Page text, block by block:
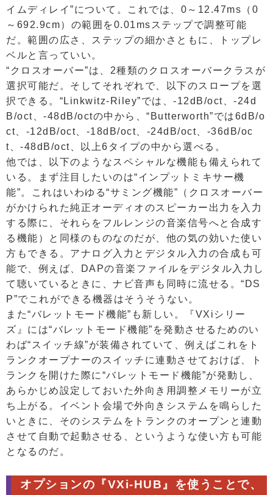
イムディレイ”について。これでは、0～12.47ms（0
～692.9cm）の範囲を0.01msステップで調整可能
だ。範囲の広さ、ステップの細かさともに、トップレ
ベルと言っていい。
“クロスオーバー”は、2種類のクロスオーバークラスが
選択可能だ。そしてそれぞれで、以下のスロープを選
択できる。“Linkwitz-Riley”では、-12dB/oct、-24d
B/oct、-48dB/octの中から、“Butterworth”では6dB/o
ct、-12dB/oct、-18dB/oct、-24dB/oct、-36dB/oc
t、-48dB/oct、以上6タイプの中から選べる。
他では、以下のようなスペシャルな機能も備えられて
いる。まず注目したいのは“インプットミキサー機
能”。これはいわゆる“サミング機能”（クロスオーバー
がかけられた純正オーディオのスピーカー出力を入力
する際に、それらをフルレンジの音楽信号へと合成す
る機能）と同様のものなのだが、他の気の効いた使い
方もできる。アナログ入力とデジタル入力の合成も可
能で、例えば、DAPの音楽ファイルをデジタル入力し
て聴いているときに、ナビ音声も同時に流せる。“DS
P”でこれができる機器はそうそうない。
また“バレットモード機能”も新しい。『VXiシリー
ズ』には“バレットモード機能”を発動させるためのい
わば“スイッチ線”が装備されていて、例えばこれをト
ランクオープナーのスイッチに連動させておけば、ト
ランクを開けた際に“バレットモード機能”が発動し、
あらかじめ設定しておいた外向き用調整メモリーが立
ち上がる。イベント会場で外向きシステムを鳴らした
いときに、そのシステムをトランクのオープンと連動
させて自動で起動させる、というような使い方も可能
となるのだ。
オプションの『VXi-HUB』を使うことで、